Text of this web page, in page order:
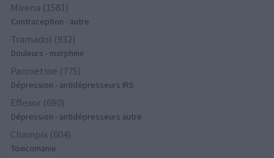
Mirena (1581)
Contraception - autre
Tramadol (932)
Douleurs - morphine
Paroxetine (775)
Dépression - antidépresseurs IRS
Effexor (690)
Dépression - antidépresseurs autre
Champix (604)
Toxicomanie